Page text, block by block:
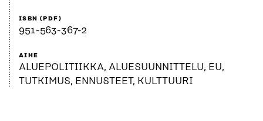
ISBN (PDF)
951-563-367-2
AIHE
ALUEPOLITIIKKA, ALUESUUNNITTELU, EU,
TUTKIMUS, ENNUSTEET, KULTTUURI